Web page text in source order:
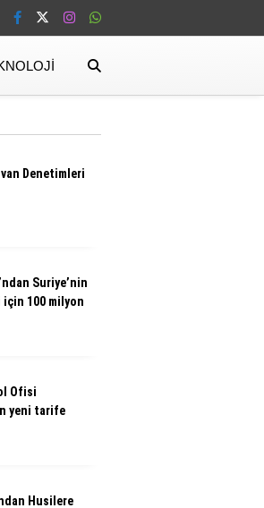
Denetimleri
Suriye’nin
100 milyon
Ofisi
yeni tarife
Husilere